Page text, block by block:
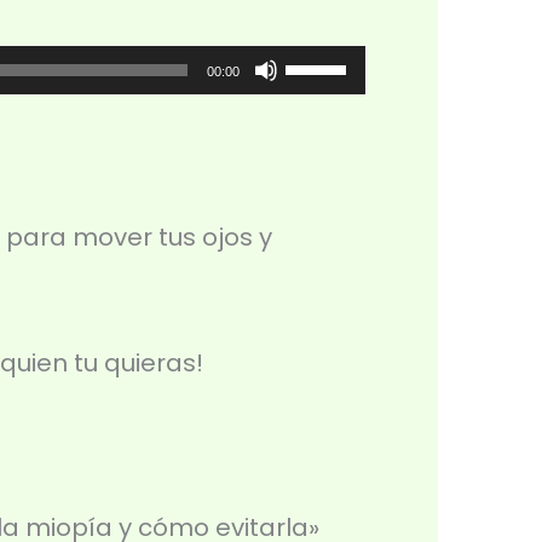
00:00
Utiliza
mover tus ojos y
tu quieras!
miopía y cómo evitarla»